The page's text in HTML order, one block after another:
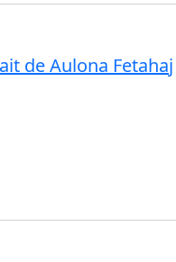
de Aulona Fetahaj